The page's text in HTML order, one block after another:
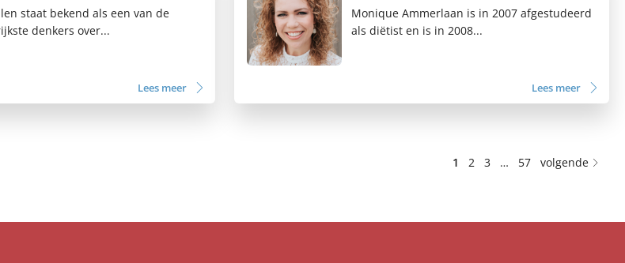
staat bekend als een van de
denkers over...
Lees meer
Monique Ammerlaan is in 2007 afgestudeerd
als diëtist en is in 2008...
Lees meer
1 2 3 … 57 volgende